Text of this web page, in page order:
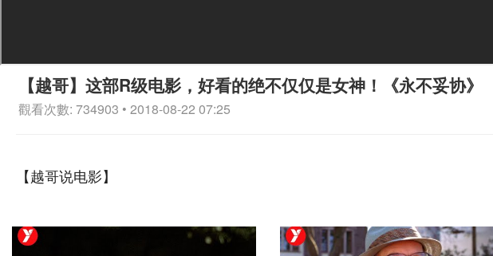
【越哥】这部R级电影，好看的绝不仅仅是女神！《永不妥协》
觀看次數: 734903 • 2018-08-22 07:25
【越哥说电影】